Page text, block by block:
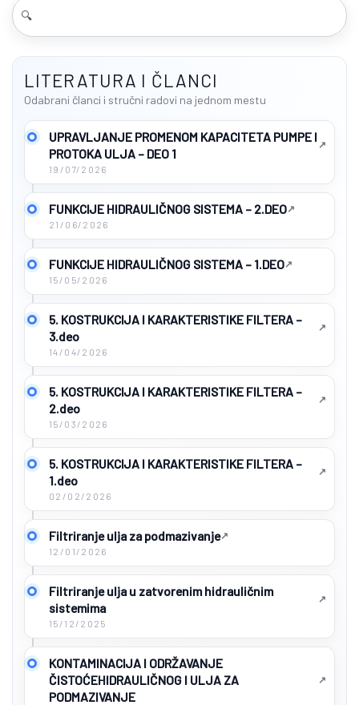
LITERATURA I ČLANCI
Odabrani članci i stručni radovi na jednom mestu
UPRAVLJANJE PROMENOM KAPACITETA PUMPE I
PROTOKA ULJA – DEO 1
19/07/2026
FUNKCIJE HIDRAULIČNOG SISTEMA – 2.DEO
21/06/2026
FUNKCIJE HIDRAULIČNOG SISTEMA – 1.DEO
15/05/2026
5. KOSTRUKCIJA I KARAKTERISTIKE FILTERA –
3.deo
14/04/2026
5. KOSTRUKCIJA I KARAKTERISTIKE FILTERA –
2.deo
15/03/2026
5. KOSTRUKCIJA I KARAKTERISTIKE FILTERA –
1.deo
02/02/2026
Filtriranje ulja za podmazivanje
12/01/2026
Filtriranje ulja u zatvorenim hidrauličnim
sistemima
15/12/2025
KONTAMINACIJA I ODRŽAVANJE
ČISTOĆEHIDRAULIČNOG I ULJA ZA
PODMAZIVANJE